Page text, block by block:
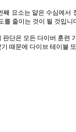
요소는 얕은 수심에서
를 줄이는 것이 될 것입니
단은 모든 다이버 훈련
때문에 다이브 테이블